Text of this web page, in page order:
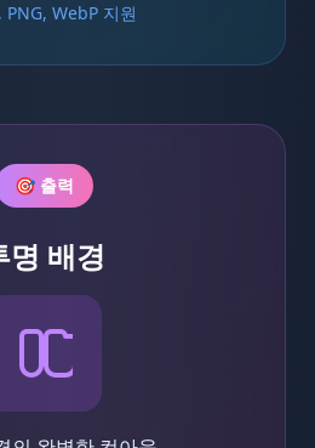
PNG, WebP 지원
🎯 출력
명 배경